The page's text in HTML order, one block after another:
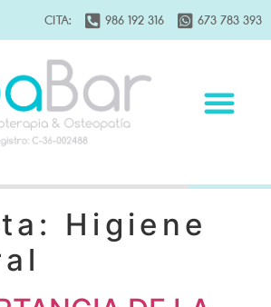
CITA: 986 192 316 673 783 393
Higiene